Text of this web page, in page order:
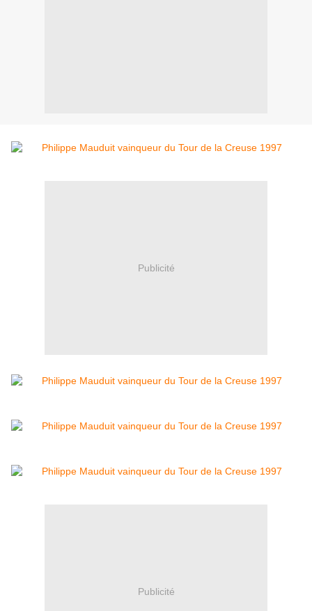
Publicité
Publicité